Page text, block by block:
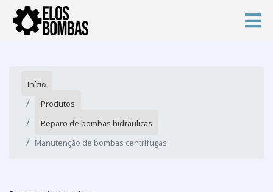
Início
Produtos
Reparo de bombas hidráulicas
Manutenção de bombas centrífugas